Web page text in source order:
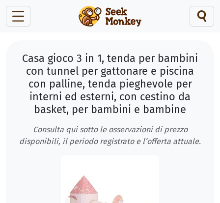
Casa gioco 3 in 1, tenda per bambini
con tunnel per gattonare e piscina
con palline, tenda pieghevole per
interni ed esterni, con cestino da
basket, per bambini e bambine
Consulta qui sotto le osservazioni di prezzo
disponibili, il periodo registrato e l’offerta attuale.